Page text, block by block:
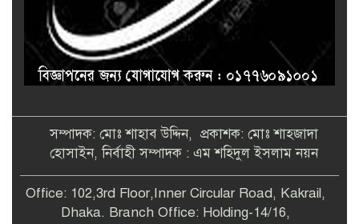
সম্পাদক: মোঃ শাহাব উদ্দিন, প্রকাশক: মোঃ শাহজাদা
হোসাইন, নির্বাহী সম্পাদক : এম শহিদুল ইসলাম নয়ন
Office: 102,3rd Floor,Inner Circular Road, Kakrail,
Dhaka. Branch Office: Holding-14/16,